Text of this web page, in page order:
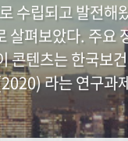
수립되고 발전
펴보았다. 주요
텐츠는 한국보
라는 연구과